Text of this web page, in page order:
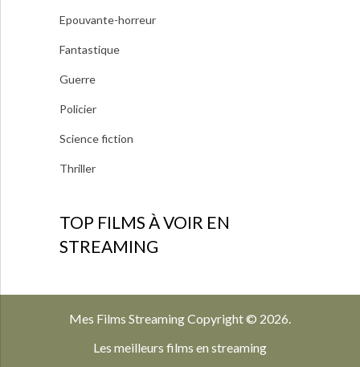
Epouvante-horreur
Fantastique
Guerre
Policier
Science fiction
Thriller
TOP FILMS À VOIR EN
STREAMING
Mes Films StreamingCopyright © 2026.
Les meilleurs films en streaming